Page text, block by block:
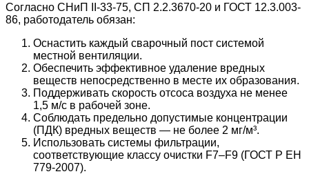
Согласно СНиП II-33-75, СП 2.2.3670-20 и ГОСТ 12.3.003-
86, работодатель обязан:
Оснастить каждый сварочный пост системой
местной вентиляции.
Обеспечить эффективное удаление вредных
веществ непосредственно в месте их образования.
Поддерживать скорость отсоса воздуха не менее
1,5 м/с в рабочей зоне.
Соблюдать предельно допустимые концентрации
(ПДК) вредных веществ — не более 2 мг/м³.
Использовать системы фильтрации,
соответствующие классу очистки F7–F9 (ГОСТ Р ЕН
779-2007).